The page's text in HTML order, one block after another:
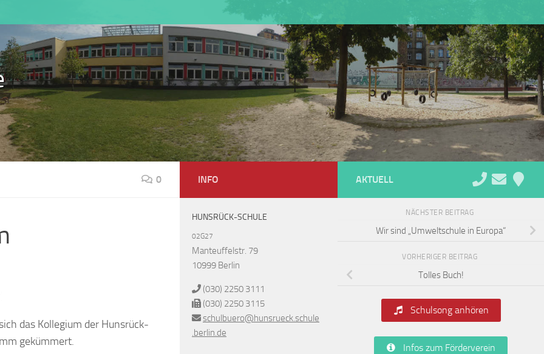
0
das Kollegium der Hunsrück-
gekümmert.
AKTUELL
NÄCHSTER BEITRAG
Wir sind „Umweltschule in Europa“
VORHERIGER BEITRAG
Tolles Buch!
Schulsong anhören
Infos zum Förderverein
INFO
HUNSRÜCK-SCHULE
02G27
Manteuffelstr. 79
10999 Berlin
(030) 2250 3111
(030) 2250 3115
schulbuero@hunsrueck.schule
.berlin.de